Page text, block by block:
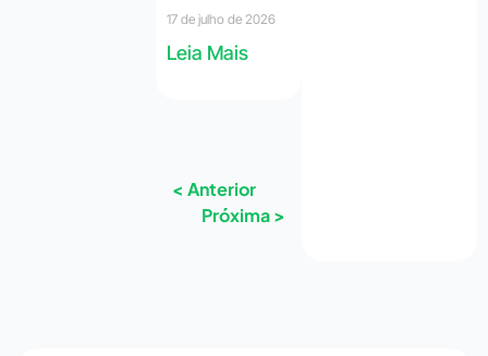
17 de julho de 2026
Leia Mais
< Anterior
Próxima >